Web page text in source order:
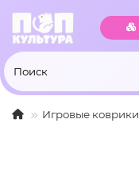
Игровые коврики